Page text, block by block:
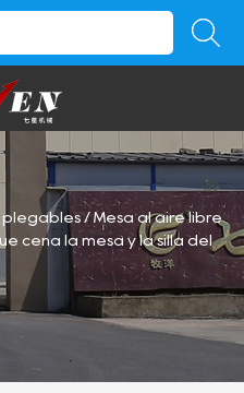
plegables/ Mesa al aire libre
cena la mesa y la silla del